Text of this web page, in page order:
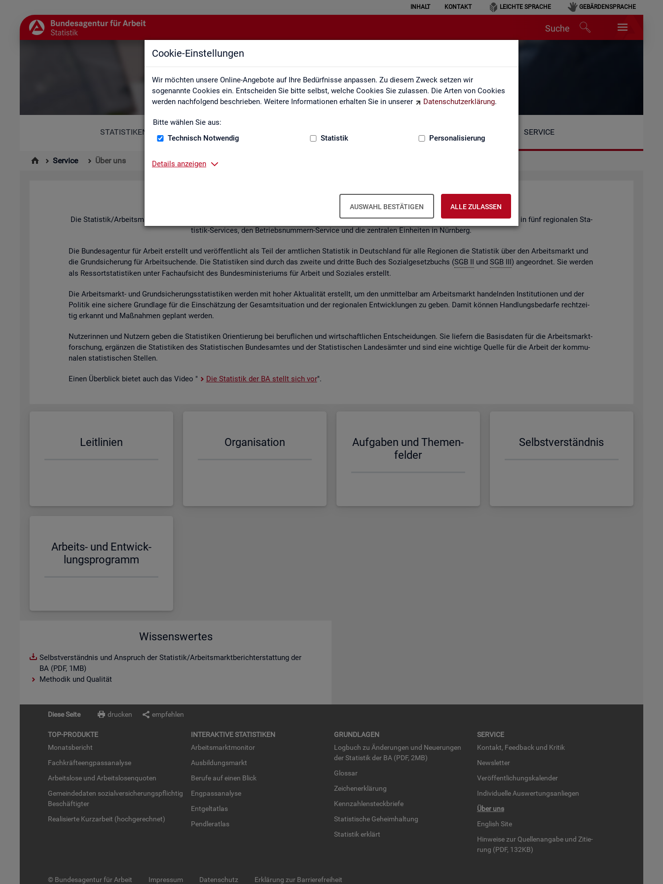
Cookie-Einstellungen
Wir möchten unsere Online-Angebote auf Ihre Bedürfnisse anpassen. Zu diesem Zweck setzen wir
sogenannte Cookies ein. Entscheiden Sie bitte selbst, welche Cookies Sie zulassen. Die Arten von Cookies
werden nachfolgend beschrieben. Weitere Informationen erhalten Sie in unserer
Datenschutzerklärung.
Bitte wählen Sie aus:
Technisch Notwendig
Statistik Personalisierung
Details anzeigen
AUSWAHL BESTÄTIGEN ALLE ZULASSEN
INHALT KONTAKT LEICHTE SPRACHE GEBÄRDENSPRACHE
Suche
Über uns
STATISTIKEN SERVICE
Service Über uns
Über uns
Die Sta­tis­tik/Ar­beits­markt­be­richt­erstat­tung der Bun­des­agen­tur für Ar­beit ist Teil der Bun­des­agen­tur für Ar­beit. Der Be­reich ist or­ga­ni­siert in fünf re­gio­na­len Sta­
tis­tik-Ser­vices, den Be­triebs­num­mern-Ser­vice und die zen­tra­len Ein­hei­ten in Nürn­berg.
Die Bun­des­agen­tur für Ar­beit er­stellt und ver­öf­fent­licht als Teil der amt­li­chen Sta­tis­tik in Deutsch­land für alle Re­gio­nen die Sta­tis­tik über den Ar­beits­markt und
die Grund­si­che­rung für Ar­beit­su­chen­de. Die Sta­tis­ti­ken sind durch das zwei­te und drit­te Buch des So­zi­al­ge­setz­buchs (SGB II und SGB III) an­ge­ord­net. Sie wer­den
als Res­sort­sta­tis­ti­ken unter Fach­auf­sicht des Bun­des­mi­nis­te­ri­ums für Ar­beit und So­zia­les er­stellt.
Die Ar­beits­markt- und Grund­si­che­rungs­sta­tis­ti­ken wer­den mit hoher Ak­tua­li­tät er­stellt, um den un­mit­tel­bar am Ar­beits­markt han­deln­den In­sti­tu­tio­nen und der
Po­li­tik eine si­che­re Grund­la­ge für die Ein­schät­zung der Ge­samt­si­tua­ti­on und der re­gio­na­len Ent­wick­lun­gen zu geben. Damit kön­nen Hand­lungs­be­dar­fe recht­zei­
tig er­kannt und Maß­nah­men ge­plant wer­den.
Nut­ze­rin­nen und Nut­zern geben die Sta­tis­ti­ken Ori­en­tie­rung bei be­ruf­li­chen und wirt­schaft­li­chen Ent­schei­dun­gen. Sie lie­fern die Ba­sis­da­ten für die Ar­beits­markt­
for­schung, er­gän­zen die Sta­tis­ti­ken des Sta­tis­ti­schen Bun­des­am­tes und der Sta­tis­ti­schen Lan­des­äm­ter und sind eine wich­ti­ge Quel­le für die Ar­beit der kom­mu­
na­len sta­tis­ti­schen Stel­len.
Einen Über­blick bie­tet auch das Video " Die Sta­tis­tik der BA stellt sich vor".
Leit­li­ni­en Or­ga­ni­sa­ti­on
Auf­ga­ben und The­men­
fel­der
Selbst­ver­ständ­nis
Ar­beits- und Ent­wick­
lungs­pro­gramm
Wissenswertes
Selbstverständnis und Anspruch der Statistik/Arbeitsmarktberichterstattung der
BA (PDF, 1MB)
Methodik und Qualität
Diese Seite drucken empfehlen
TOP-PRO­DUK­TE
Mo­nats­be­richt
Fach­kräf­te­eng­pass­ana­ly­se
Ar­beits­lo­se und Ar­beits­lo­sen­quo­ten
Ge­mein­de­da­ten so­zi­al­ver­si­che­rungs­pflich­tig
Be­schäf­tig­ter
Rea­li­sier­te Kurz­ar­beit (hoch­ge­rech­net)
IN­TER­AK­TI­VE STA­TIS­TI­KEN
Ar­beits­markt­mo­ni­tor
Aus­bil­dungs­markt
Be­ru­fe auf einen Blick
Eng­pass­ana­ly­se
Ent­gel­t­at­las
Pend­ler­at­las
GRUND­LA­GEN
Log­buch zu Än­de­run­gen und Neue­run­gen
der Sta­tis­tik der BA (PDF, 2MB)
Glos­sar
Zei­chen­er­klä­rung
Kenn­zah­len­steck­brie­fe
Sta­tis­ti­sche Ge­heim­hal­tung
Sta­tis­tik er­klärt
SER­VICE
Kon­takt, Feed­back und Kri­tik
News­let­ter
Ver­öf­fent­li­chungs­ka­len­der
In­di­vi­du­el­le Aus­wer­tungs­an­lie­gen
Über uns
English Site
Hin­wei­se zur Quel­len­an­ga­be und Zi­tie­
rung (PDF, 132KB)
© Bundesagentur für Arbeit Impressum Datenschutz Erklärung zur Barrierefreiheit